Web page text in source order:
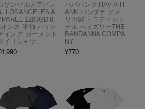
サンゼルスアパレ
LOSANGELES A
1203GD 8.
オンス 半袖 バイン
ィング ガーメント
イ Tシャツ
4,990
ハバハンク HAV-A-H
ANK バンダナ アメ
リカ製 トラディショ
ナル ペイズリーTHE
BANDANNA COMPA
NY
¥770